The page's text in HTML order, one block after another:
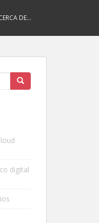
DE…
digital